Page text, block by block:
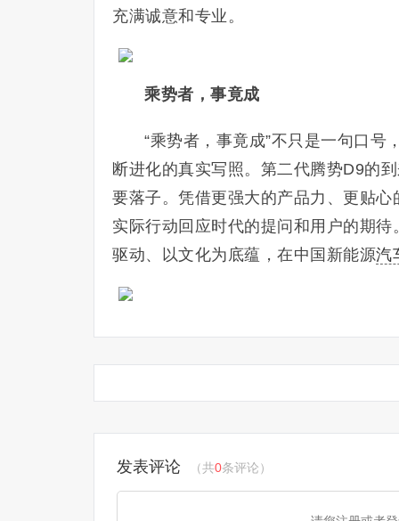
充满诚意和专业。
乘势者，事竟成
“乘势者，事竟成”不只是一句口
断进化的真实写照。第二代腾势D9的
要落子。凭借更强大的产品力、更贴
实际行动回应时代的提问和用户的期
驱动、以文化为底蕴，在中国新能源汽
发表评论 （共0条评论）